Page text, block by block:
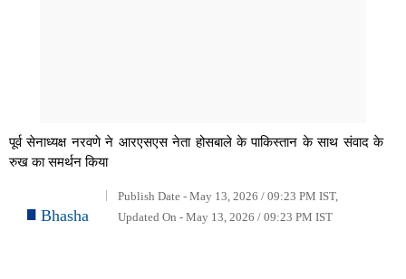
पूर्व सेनाध्यक्ष नरवणे ने आरएसएस नेता होसबाले के पाकिस्तान के साथ संवाद के
रुख का समर्थन किया
Bhasha
Publish Date - May 13, 2026 / 09:23 PM IST,
Updated On - May 13, 2026 / 09:23 PM IST